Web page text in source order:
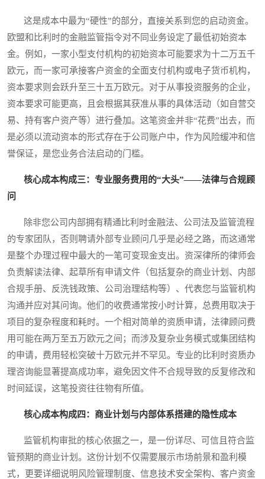
这是成本中最为“硬性”的部分，直接关系到您的启动资金。
欧盟和比利时的金融监管指令对不同业务设定了最低初始资本
金。例如，一家小型支付机构的初始资本可能要求为十二万五千
欧元，而一家可承接客户资金的全面支付机构或电子货币机构，
资本要求则会跃升至三十五万欧元。对于从事投资服务的企业，
资本要求可能更高，且会根据其获准从事的具体活动（如自营交
易、持有客户资产等）进行叠加。这笔资金并非“花费”出去，而
是必须以流动资本的形式存在于公司账户中，作为风险缓冲和信
誉保证，是您业务合法启动的门槛。
核心成本构成三：专业服务费用的“大头”——法律与合规顾
问
除非您公司内部拥有精通比利时金融法、公司法及监管流程
的专家团队，否则聘请外部专业顾问几乎是必经之路，而这通常
是整个办理过程中最大的一笔可变现金支出。资深律所的律师会
负责解读法律、起草所有申请文件（包括复杂的商业计划、内部
合规手册、反洗钱政策、公司治理结构等）、代表您与监管机构
沟通并应对其问询。他们的收费通常按小时计算，总费用取决于
项目的复杂程度和耗时。一个相对简单的资质申请，法律顾问费
用可能在两万至五万欧元之间；而涉及复杂业务模式或集团结构
的申请，费用轻松突破十万欧元并不罕见。专业的比利时资质办
理咨询能显著提高成功率，避免因文件不合规导致的反复修改和
时间延误，这笔投资往往物有所值。
核心成本构成四：商业计划与内部体系搭建的隐性成本
监管机构审批的核心依据之一，是一份详尽、可信且符合监
管预期的商业计划。这份计划不仅需要展示市场前景和盈利模
式，更要详细说明风险管理制度、信息技术安全架构、客户资金